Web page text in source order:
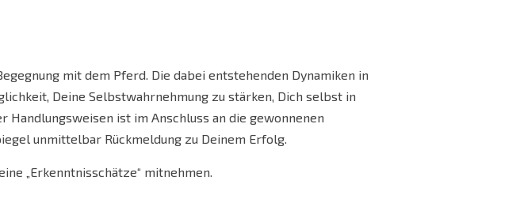
mit dem Pferd. Die dabei entstehenden Dynamiken in
Deine Selbstwahrnehmung zu stärken, Dich selbst in
Handlungsweisen ist im Anschluss an die gewonnenen
unmittelbar Rückmeldung zu Deinem Erfolg.
„Erkenntnisschätze“ mitnehmen.